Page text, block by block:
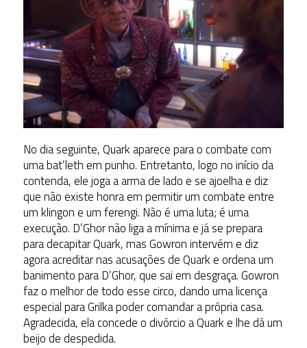
No dia seguinte, Quark aparece para o combate com
uma bat’leth em punho. Entretanto, logo no início da
contenda, ele joga a arma de lado e se ajoelha e diz
que não existe honra em permitir um combate entre
um klingon e um ferengi. Não é uma luta; é uma
execução. D’Ghor não liga a mínima e já se prepara
para decapitar Quark, mas Gowron intervém e diz
agora acreditar nas acusações de Quark e ordena um
banimento para D’Ghor, que sai em desgraça. Gowron
faz o melhor de todo esse circo, dando uma licença
especial para Grilka poder comandar a própria casa.
Agradecida, ela concede o divórcio a Quark e lhe dá um
beijo de despedida.